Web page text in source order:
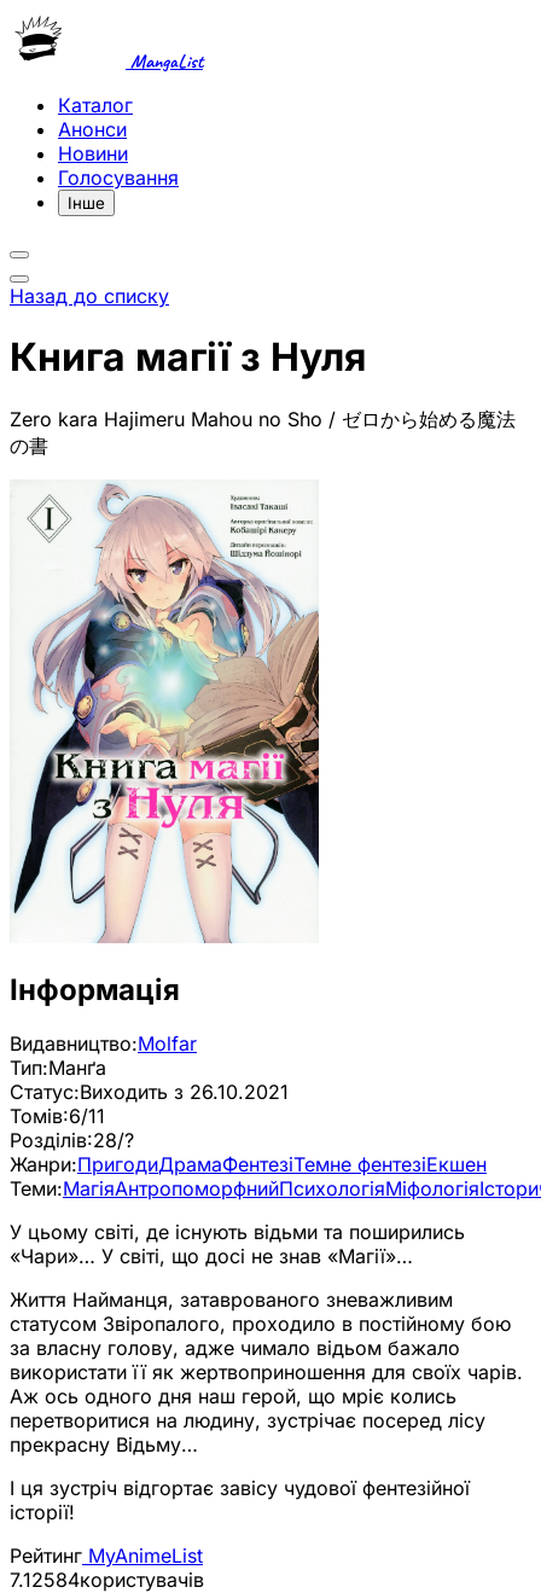
MangaList
Каталог
Анонси
Новини
Голосування
Інше
Назад до списку
Книга магії з Нуля
Zero kara Hajimeru Mahou no Sho / ゼロから始める魔法
の書
Інформація
Видавництво:Molfar
Тип:Манґа
Статус:Виходить з 26.10.2021
Томів:6/11
Розділів:28/?
Жанри:ПригодиДрамаФентезіТемне фентезіЕкшен
Теми:МагіяАнтропоморфнийПсихологіяМіфологія
У цьому світі, де існують відьми та поширились
«Чари»… У світі, що досі не знав «Магії»…
Життя Найманця, затаврованого зневажливим
статусом Звіропалого, проходило в постійному бою
за власну голову, адже чимало відьом бажало
використати її як жертвоприношення для своїх чарів.
Аж ось одного дня наш герой, що мріє колись
перетворитися на людину, зустрічає посеред лісу
прекрасну Відьму…
І ця зустріч відгортає завісу чудової фентезійної
історії!
Рейтинг MyAnimeList
7.12584користувачів